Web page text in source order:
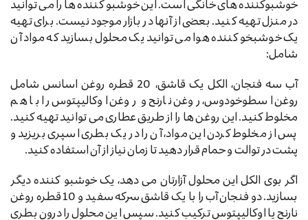
خوشبوکننده های خانگی است. این خوشبو کننده ها را می توانید
در منزل تهیه کنید. بعضی از آنها در بازار موجود نیست. برای تهیه
یک خوشبخو کننده هوا می توانید یک محلول بسازید که مواد آن
شامل:
آب سه فنجان، الکل یک قاشق، 20 قطره روغن اسانس شامل
روغن اسطوخودوس، روغن نارنج و روغن اوکالیپتوس را با هم
مخلوط کنید. این روغن ها را از طریق عطاری می توانید تهیه کنید.
پس از مخلوط کردن این مواد، آن را در یک بطری اسپری بریزید و
پشت در توالت و حمام قرار دهید تا زمان نیاز از آن استفاده کنید.
اگر بوی الکل این محلول آزارتان می دهد، یک خوشبو کننده دیگر
بسازید. دو فنجان آب را با یک قاشق سرکه سفید و 10 قطره روغن
نارنج یا اوکالیپتوس ترکیب کنید. سپس این محلول را درون بطری